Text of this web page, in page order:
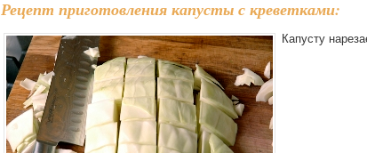
Рецепт приготовления капусты с креветками:
Капусту